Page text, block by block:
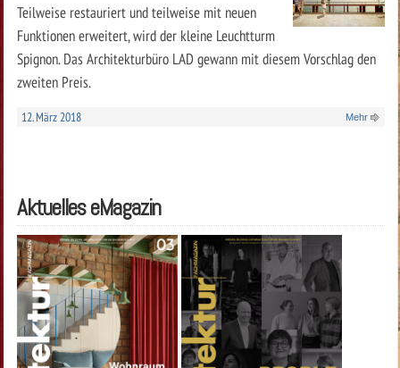
Teilweise restauriert und teilweise mit neuen
Funktionen erweitert, wird der kleine Leuchtturm
Spignon. Das Architekturbüro LAD gewann mit diesem Vorschlag den
zweiten Preis.
12. März 2018 Mehr
Aktuelles eMagazin